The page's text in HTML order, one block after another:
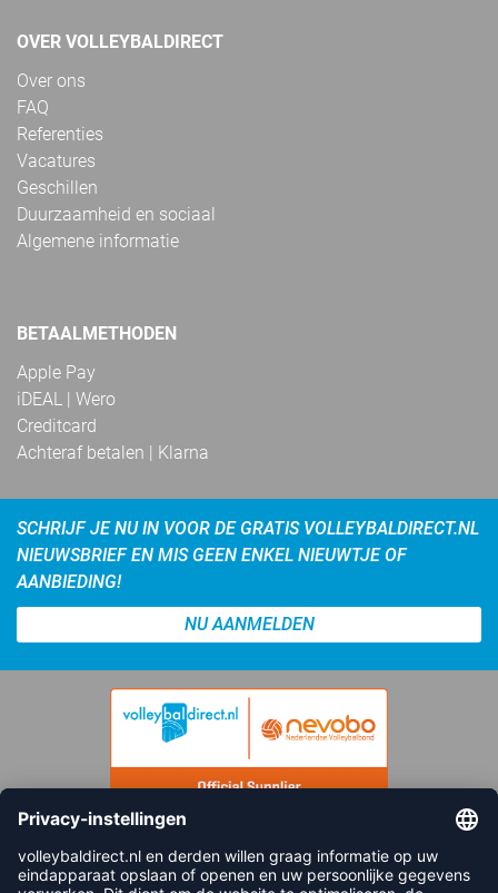
OVER VOLLEYBALDIRECT
Over ons
FAQ
Referenties
Vacatures
Geschillen
Duurzaamheid en sociaal
Algemene informatie
BETAALMETHODEN
Apple Pay
iDEAL | Wero
Creditcard
Achteraf betalen | Klarna
SCHRIJF JE NU IN VOOR DE GRATIS VOLLEYBALDIRECT.NL
NIEUWSBRIEF EN MIS GEEN ENKEL NIEUWTJE OF
AANBIEDING!
NU AANMELDEN